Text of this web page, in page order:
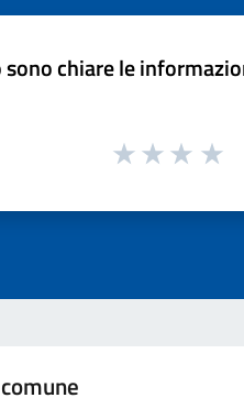
sono chiare le